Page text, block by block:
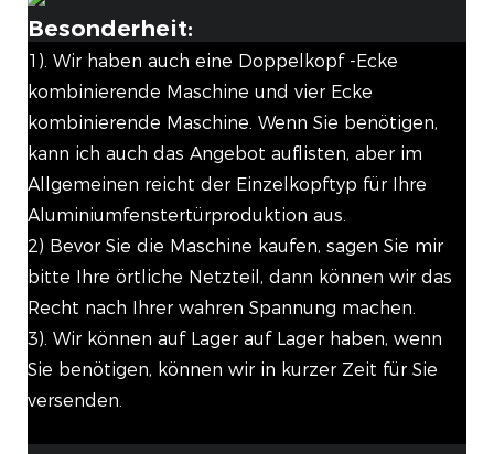
Besonderheit:
1). Wir haben auch eine Doppelkopf -Ecke
kombinierende Maschine und vier Ecke
kombinierende Maschine. Wenn Sie benötigen,
kann ich auch das Angebot auflisten, aber im
Allgemeinen reicht der Einzelkopftyp für Ihre
Aluminiumfenstertürproduktion aus.
2) Bevor Sie die Maschine kaufen, sagen Sie mir
bitte Ihre örtliche Netzteil, dann können wir das
Recht nach Ihrer wahren Spannung machen.
3). Wir können auf Lager auf Lager haben, wenn
Sie benötigen, können wir in kurzer Zeit für Sie
versenden.